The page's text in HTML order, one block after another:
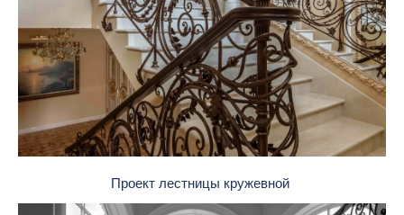
Проект лестницы кружевной